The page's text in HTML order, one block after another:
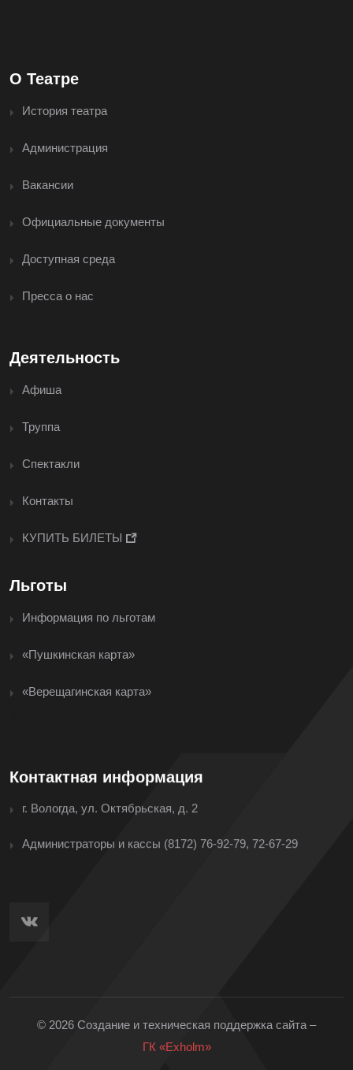
О Театре
История театра
Администрация
Вакансии
Официальные документы
Доступная среда
Пресса о нас
Деятельность
Афиша
Труппа
Спектакли
Контакты
КУПИТЬ БИЛЕТЫ
Льготы
Информация по льготам
«Пушкинская карта»
«Верещагинская карта»
Контактная информация
г. Вологда, ул. Октябрьская, д. 2
Администраторы и кассы (8172) 76-92-79, 72-67-29
© 2026 Создание и техническая поддержка сайта –
ГК «Exholm»